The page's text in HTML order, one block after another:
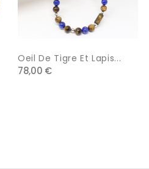
Oeil De Tigre Et Lapis...
78,00 €